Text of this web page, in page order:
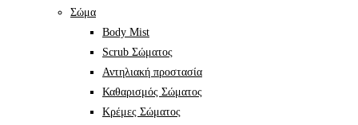
Σώμα
Body Mist
Scrub Σώματος
Αντηλιακή προστασία
Καθαρισμός Σώματος
Κρέμες Σώματος